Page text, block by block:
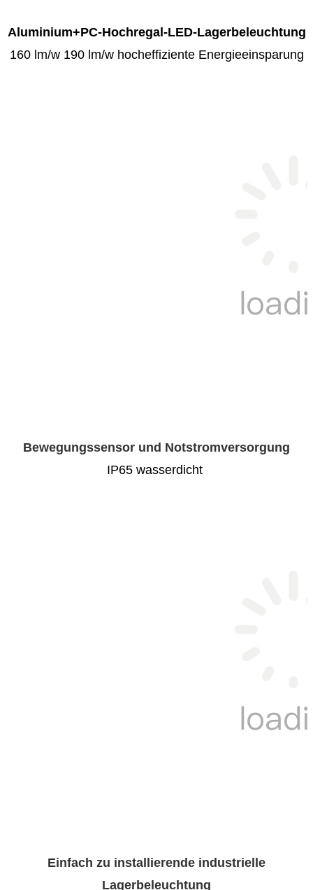
Aluminium+PC-Hochregal-LED-Lagerbeleuchtung
160 lm/w 190 lm/w hocheffiziente Energieeinsparung
Bewegungssensor und Notstromversorgung
IP65 wasserdicht
Einfach zu installierende industrielle
Lagerbeleuchtung